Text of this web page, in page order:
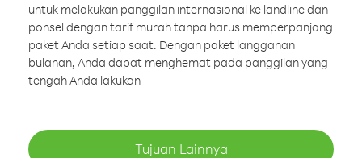
untuk melakukan panggilan internasional ke landline dan
ponsel dengan tarif murah tanpa harus memperpanjang
paket Anda setiap saat. Dengan paket langganan
bulanan, Anda dapat menghemat pada panggilan yang
tengah Anda lakukan
Tujuan Lainnya